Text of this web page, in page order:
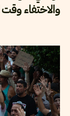
والاختفاء